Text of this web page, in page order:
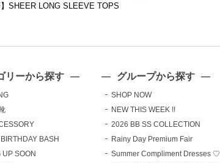
】SHEER LONG SLEEVE TOPS
リーから探す
BASH
UP SOON
グループから探す
SHOP NOW
NEW THIS WEEK !!
2026 BB SS COLLECTION
Rainy Day Premium Fair
Summer Compliment Dresses ♡